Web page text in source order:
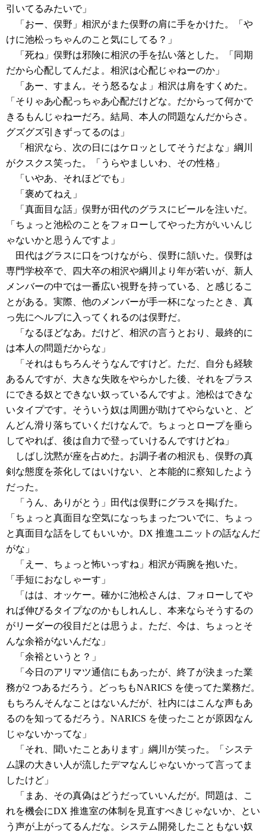
引いてるみたいで」
「おー、俣野」相沢がまた俣野の肩に手をかけた。「や
けに池松っちゃんのこと気にしてる？」
「死ね」俣野は邪険に相沢の手を払い落とした。「同期
だから心配してんだよ。相沢は心配じゃねーのか」
「あー、すまん。そう怒るなよ」相沢は肩をすくめた。
「そりゃあ心配っちゃあ心配だけどな。だからって何かで
きるもんじゃねーだろ。結局、本人の問題なんだからさ。
グズグズ引きずってるのは」
「相沢なら、次の日にはケロッとしてそうだよな」綱川
がクスクス笑った。「うらやましいわ、その性格」
「いやあ、それほどでも」
「褒めてねえ」
「真面目な話」俣野が田代のグラスにビールを注いだ。
「ちょっと池松のことをフォローしてやった方がいいんじ
ゃないかと思うんですよ」
田代はグラスに口をつけながら、俣野に頷いた。俣野は
専門学校卒で、四大卒の相沢や綱川より年が若いが、新人
メンバーの中では一番広い視野を持っている、と感じるこ
とがある。実際、他のメンバーが手一杯になったとき、真
っ先にヘルプに入ってくれるのは俣野だ。
「なるほどなあ。だけど、相沢の言うとおり、最終的に
は本人の問題だからな」
「それはもちろんそうなんですけど。ただ、自分も経験
あるんですが、大きな失敗をやらかした後、それをプラス
にできる奴とできない奴っているんですよ。池松はできな
いタイプです。そういう奴は周囲が助けてやらないと、ど
んどん滑り落ちていくだけなんで。ちょっとロープを垂ら
してやれば、後は自力で登っていけるんですけどね」
しばし沈黙が座を占めた。お調子者の相沢も、俣野の真
剣な態度を茶化してはいけない、と本能的に察知したよう
だった。
「うん、ありがとう」田代は俣野にグラスを掲げた。
「ちょっと真面目な空気になっちまったついでに、ちょっ
と真面目な話をしてもいいか。DX 推進ユニットの話なんだ
がな」
「えー、ちょっと怖いっすね」相沢が両腕を抱いた。
「手短におなしゃーす」
「はは、オッケー。確かに池松さんは、フォローしてや
れば伸びるタイプなのかもしれんし、本来ならそうするの
がリーダーの役目だとは思うよ。ただ、今は、ちょっとそ
んな余裕がないんだな」
「余裕というと？」
「今日のアリマツ通信にもあったが、終了が決まった業
務が2 つあるだろう。どっちもNARICS を使ってた業務だ。
もちろんそんなことはないんだが、社内にはこんな声もあ
るのを知ってるだろう。NARICS を使ったことが原因なん
じゃないかってな」
「それ、聞いたことあります」綱川が笑った。「システ
ム課の大きい人が流したデマなんじゃないかって言ってま
したけど」
「まあ、その真偽はどうだっていいんだが。問題は、こ
れを機会にDX 推進室の体制を見直すべきじゃないか、とい
う声が上がってるんだな。システム開発したこともない奴